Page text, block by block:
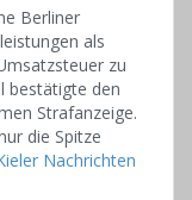
Berliner
als
zu
bestätigte den
Strafanzeige.
die Spitze
Nachrichten